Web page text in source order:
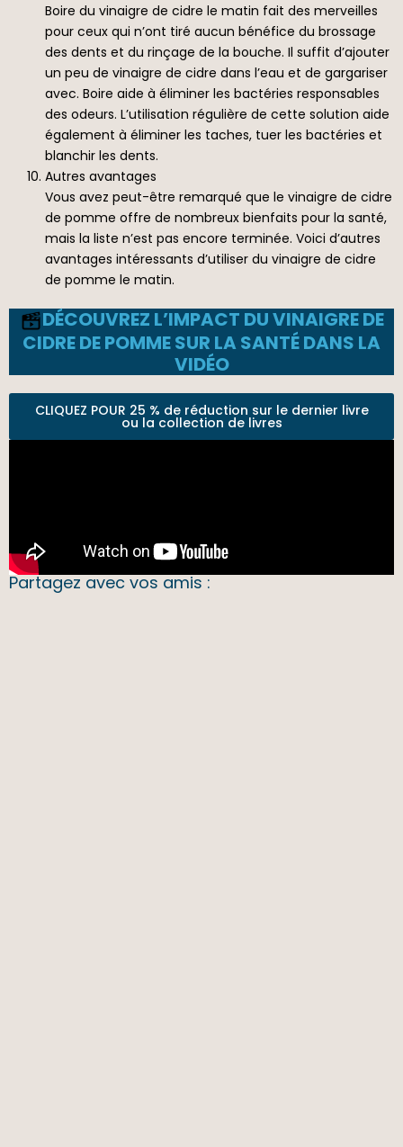
Boire du vinaigre de cidre le matin fait des merveilles
pour ceux qui n’ont tiré aucun bénéfice du brossage
des dents et du rinçage de la bouche. Il suffit d’ajouter
un peu de vinaigre de cidre dans l’eau et de gargariser
avec. Boire aide à éliminer les bactéries responsables
des odeurs. L’utilisation régulière de cette solution aide
également à éliminer les taches, tuer les bactéries et
blanchir les dents.
Autres avantages
Vous avez peut-être remarqué que le vinaigre de cidre
de pomme offre de nombreux bienfaits pour la santé,
mais la liste n’est pas encore terminée. Voici d’autres
avantages intéressants d’utiliser du vinaigre de cidre
de pomme le matin.
DÉCOUVREZ L’IMPACT DU VINAIGRE DE
CIDRE DE POMME SUR LA SANTÉ DANS LA
VIDÉO
CLIQUEZ POUR 25 % de réduction sur le dernier livre
ou la collection de livres
Partagez avec vos amis :